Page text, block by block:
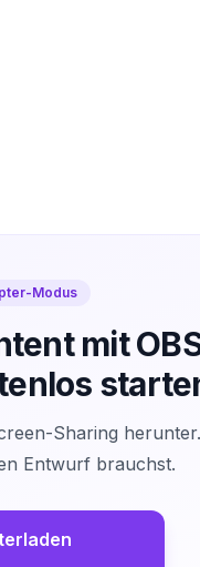
Modus
mit
Sharing
Entwurf brauchst.